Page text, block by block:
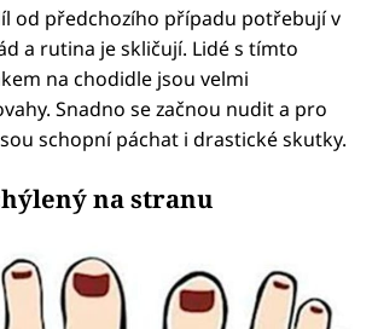
od předchozího případu potřebují v
a rutina je skličují. Lidé s tímto
na chodidle jsou velmi
Snadno se začnou nudit a pro
schopní páchat i drastické skutky.
na stranu